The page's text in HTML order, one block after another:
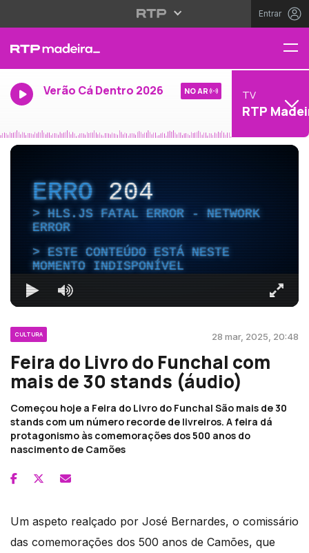
Entrar
Verão Cá Dentro 2026 NO AR TV
RTP
ERRO204
HLS.JS FATAL ERROR - NETWORK
ERROR
ESTE CONTEÚDO ESTÁ NESTE
MOMENTO INDISPONÍVEL
CULTURA 28 mar, 2025, 20:48
Feira do Livro do Funchal com
mais de 30 stands (áudio)
Começou hoje a Feira do Livro do Funchal São mais de 30
stands com um número recorde de livreiros. A feira dá
protagonismo às comemorações dos 500 anos do
nascimento de Camões
Um aspeto realçado por José Bernardes, o comissário
das comemorações dos 500 anos de Camões, que